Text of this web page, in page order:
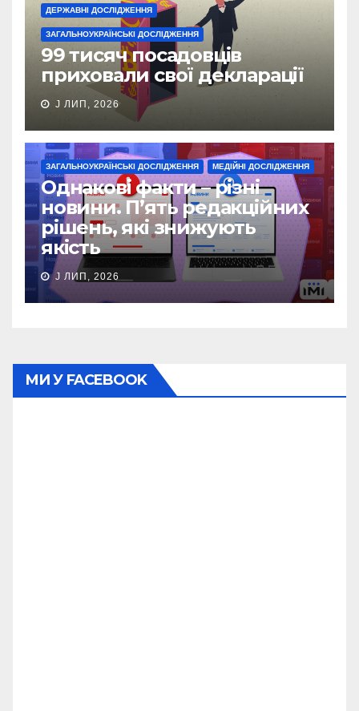
ДЕРЖАВНІ ДОСЛІДЖЕННЯ
ЗАГАЛЬНОУКРАЇНСЬКІ ДОСЛІДЖЕННЯ
99 тисяч посадовців
приховали свої декларації
J ЛИП, 2026
ЗАГАЛЬНОУКРАЇНСЬКІ ДОСЛІДЖЕННЯ МЕДІЙНІ ДОСЛІДЖЕННЯ
Однакові факти – різні
новини. П’ять редакційних
рішень, які знижують
якість
J ЛИП, 2026
МИ У FACEBOOK